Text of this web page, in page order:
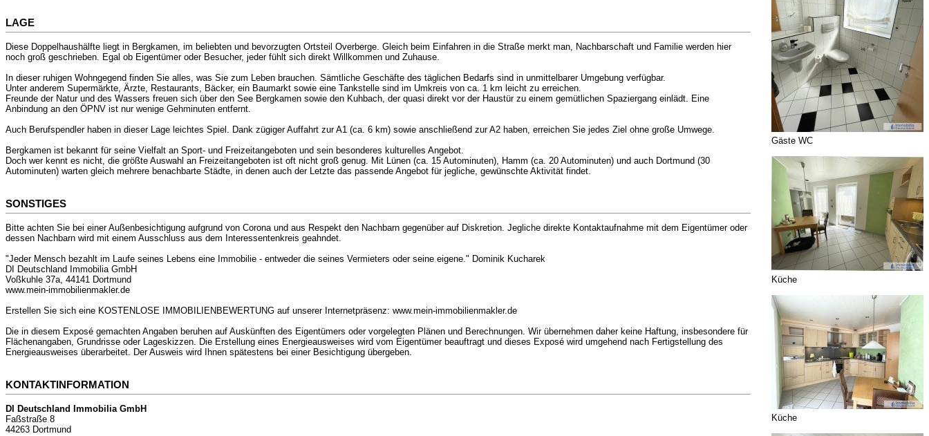
LAGE
Diese Doppelhaushälfte liegt in Bergkamen, im beliebten und bevorzugten Ortsteil Overberge. Gleich beim Einfahren in die Straße merkt man, Nachbarschaft und Familie werden hier
noch groß geschrieben. Egal ob Eigentümer oder Besucher, jeder fühlt sich direkt Willkommen und Zuhause.
In dieser ruhigen Wohngegend finden Sie alles, was Sie zum Leben brauchen. Sämtliche Geschäfte des täglichen Bedarfs sind in unmittelbarer Umgebung verfügbar.
Unter anderem Supermärkte, Ärzte, Restaurants, Bäcker, ein Baumarkt sowie eine Tankstelle sind im Umkreis von ca. 1 km leicht zu erreichen.
Freunde der Natur und des Wassers freuen sich über den See Bergkamen sowie den Kuhbach, der quasi direkt vor der Haustür zu einem gemütlichen Spaziergang einlädt. Eine
Anbindung an den ÖPNV ist nur wenige Gehminuten entfernt.
Auch Berufspendler haben in dieser Lage leichtes Spiel. Dank zügiger Auffahrt zur A1 (ca. 6 km) sowie anschließend zur A2 haben, erreichen Sie jedes Ziel ohne große Umwege.
Bergkamen ist bekannt für seine Vielfalt an Sport- und Freizeitangeboten und sein besonderes kulturelles Angebot.
Doch wer kennt es nicht, die größte Auswahl an Freizeitangeboten ist oft nicht groß genug. Mit Lünen (ca. 15 Autominuten), Hamm (ca. 20 Autominuten) und auch Dortmund (30
Autominuten) warten gleich mehrere benachbarte Städte, in denen auch der Letzte das passende Angebot für jegliche, gewünschte Aktivität findet.
SONSTIGES
Bitte achten Sie bei einer Außenbesichtigung aufgrund von Corona und aus Respekt den Nachbarn gegenüber auf Diskretion. Jegliche direkte Kontaktaufnahme mit dem Eigentümer oder
dessen Nachbarn wird mit einem Ausschluss aus dem Interessentenkreis geahndet.
"Jeder Mensch bezahlt im Laufe seines Lebens eine Immobilie - entweder die seines Vermieters oder seine eigene." Dominik Kucharek
DI Deutschland Immobilia GmbH
Voßkuhle 37a, 44141 Dortmund
www.mein-immobilienmakler.de
Erstellen Sie sich eine KOSTENLOSE IMMOBILIENBEWERTUNG auf unserer Internetpräsenz: www.mein-immobilienmakler.de
Die in diesem Exposé gemachten Angaben beruhen auf Auskünften des Eigentümers oder vorgelegten Plänen und Berechnungen. Wir übernehmen daher keine Haftung, insbesondere für
Flächenangaben, Grundrisse oder Lageskizzen. Die Erstellung eines Energieausweises wird vom Eigentümer beauftragt und dieses Exposé wird umgehend nach Fertigstellung des
Energieausweises überarbeitet. Der Ausweis wird Ihnen spätestens bei einer Besichtigung übergeben.
KONTAKTINFORMATION
DI Deutschland Immobilia GmbH
Faßstraße 8
44263 Dortmund
Gäste WC
Küche
Küche